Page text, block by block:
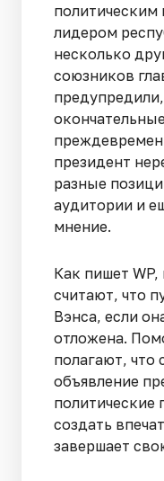
лидером
несколько
союзников
президент
разные
аудитории и
мнение.
Как пишет
считают, что
Вэнса, если
отложена.
полагают, что
объявление
политические
создать
завершает